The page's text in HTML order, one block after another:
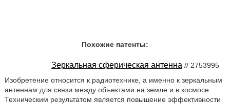
Похожие патенты:
Зеркальная сферическая антенна // 2753995
Изобретение относится к радиотехнике, а именно к зеркальным
антеннам для связи между объектами на земле и в космосе.
Техническим результатом является повышение эффективности